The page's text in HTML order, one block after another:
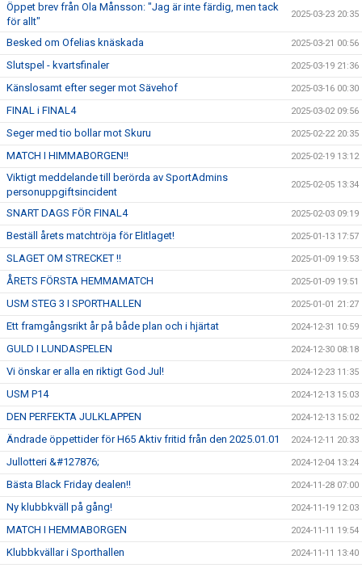
Öppet brev från Ola Månsson: "Jag är inte färdig, men tack
för allt"
2025-03-23 20:35
Besked om Ofelias knäskada 2025-03-21 00:56
Slutspel - kvartsfinaler 2025-03-19 21:36
Känslosamt efter seger mot Sävehof 2025-03-16 00:30
FINAL i FINAL4 2025-03-02 09:56
Seger med tio bollar mot Skuru 2025-02-22 20:35
MATCH I HIMMABORGEN!! 2025-02-19 13:12
Viktigt meddelande till berörda av SportAdmins
personuppgiftsincident
2025-02-05 13:34
SNART DAGS FÖR FINAL4 2025-02-03 09:19
Beställ årets matchtröja för Elitlaget! 2025-01-13 17:57
SLAGET OM STRECKET !! 2025-01-09 19:53
ÅRETS FÖRSTA HEMMAMATCH 2025-01-09 19:51
USM STEG 3 I SPORTHALLEN 2025-01-01 21:27
Ett framgångsrikt år på både plan och i hjärtat 2024-12-31 10:59
GULD I LUNDASPELEN 2024-12-30 08:18
Vi önskar er alla en riktigt God Jul! 2024-12-23 11:35
USM P14 2024-12-13 15:03
DEN PERFEKTA JULKLAPPEN 2024-12-13 15:02
Ändrade öppettider för H65 Aktiv fritid från den 2025.01.01 2024-12-11 20:33
Jullotteri &#127876; 2024-12-04 13:24
Bästa Black Friday dealen!! 2024-11-28 07:00
Ny klubbkväll på gång! 2024-11-19 12:03
MATCH I HEMMABORGEN 2024-11-11 19:54
Klubbkvällar i Sporthallen 2024-11-11 13:40